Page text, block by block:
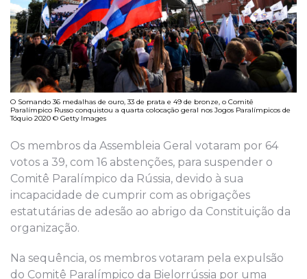
O Somando 36 medalhas de ouro, 33 de prata e 49 de bronze, o Comitê
Paralímpico Russo conquistou a quarta colocação geral nos Jogos Paralímpicos de
Tóquio 2020 © Getty Images
Os membros da Assembleia Geral votaram por 64
votos a 39, com 16 abstenções, para suspender o
Comitê Paralímpico da Rússia, devido à sua
incapacidade de cumprir com as obrigações
estatutárias de adesão ao abrigo da Constituição da
organização.
Na sequência, os membros votaram pela expulsão
do Comitê Paralímpico da Bielorrússia por uma